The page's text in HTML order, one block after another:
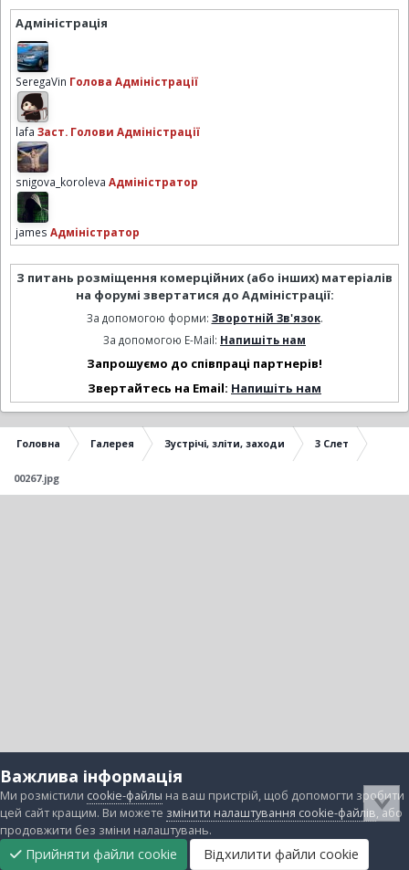
Адміністрація
SeregaVin Голова Адміністрації
lafa Заст. Голови Адміністрації
snigova_koroleva Адміністратор
james Адміністратор
З питань розміщення комерційних (або інших) матеріалів
на форумі звертатися до Адміністрації:
За допомогою форми: Зворотній Зв'язок.
За допомогою E-Mail: Напишіть нам
Запрошуємо до співпраці партнерів!
Звертайтесь на Email: Напишіть нам
Головна Галерея Зустрічі, зліти, заходи 3 Слет
00267.jpg
Важлива інформація
Ми розмістили cookie-файлы на ваш пристрій, щоб допомогти зробити
цей сайт кращим. Ви можете змінити налаштування cookie-файлів, або
продовжити без зміни налаштувань.
Прийняти файли cookie Відхилити файли cookie
Головна
Підтримати
Прибрати
Завантаження Непрочитані Реєстрація